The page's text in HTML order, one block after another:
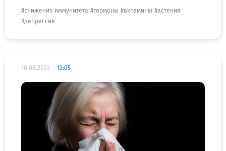
снижение иммунитета гормоны витамины
астения
депрессия
10.08.2023 13:05